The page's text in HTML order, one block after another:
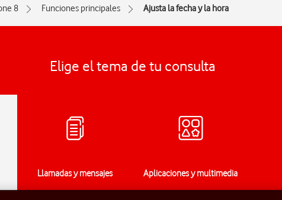
8 Funciones principales Ajusta la fecha y la hora
Elige el tema de tu consulta
Llamadas y mensajes Aplicaciones y multimedia